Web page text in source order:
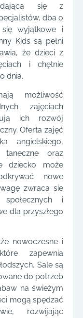
się z
dba o
wyjątkowe i
Kids są pełni
że dzieci z
i chętnie
dnia.
możliwość
zajęciach
ich rozwój
Oferta zajęć
angielskiego,
taneczne oraz
dziecko może
nowe
zwraca się
i
dla przyszłego
nowoczesne i
zapewnia
Sale są
do potrzeb
na świeżym
mogą spędzać
rozwijając